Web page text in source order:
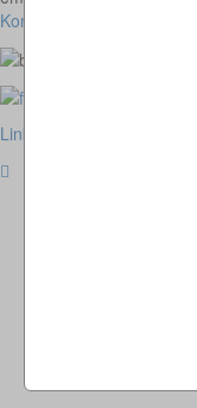
Kontakt
Link zur klassischen